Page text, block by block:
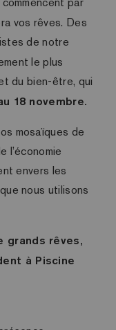
vos rêves. Des
de notre
le plus
du bien-être, qui
18 novembre.
mosaïques de
l’économie
envers les
nous utilisons
grands rêves,
à Piscine